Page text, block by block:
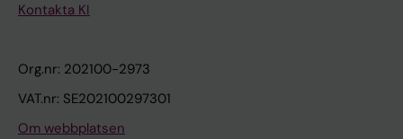
Kontakta KI
Org.nr: 202100-2973
VAT.nr: SE202100297301
Om webbplatsen